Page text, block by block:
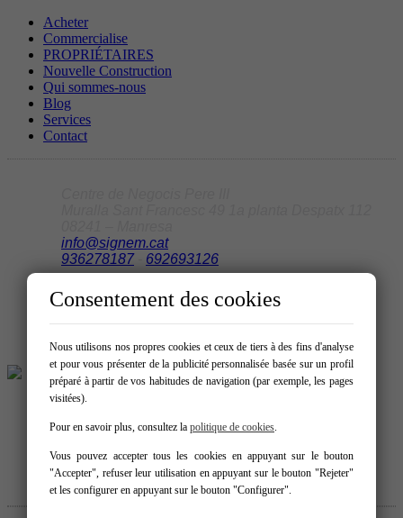
Acheter
Commercialise
PROPRIÉTAIRES
Nouvelle Construction
Qui sommes-nous
Blog
Services
Contact
info@signem.cat
936278187
692693126
Consentement des cookies
Nous utilisons nos propres cookies et ceux de tiers à des fins d'analyse
et pour vous présenter de la publicité personnalisée basée sur un profil
préparé à partir de vos habitudes de navigation (par exemple, les pages
visitées).
Pour en savoir plus, consultez la politique de cookies.
Vous pouvez accepter tous les cookies en appuyant sur le bouton
"Accepter", refuser leur utilisation en appuyant sur le bouton "Rejeter"
et les configurer en appuyant sur le bouton "Configurer".